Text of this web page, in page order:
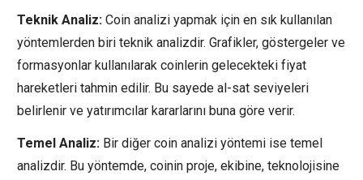
Teknik Analiz: Coin analizi yapmak için en sık kullanılan
yöntemlerden biri teknik analizdir. Grafikler, göstergeler ve
formasyonlar kullanılarak coinlerin gelecekteki fiyat
hareketleri tahmin edilir. Bu sayede al-sat seviyeleri
belirlenir ve yatırımcılar kararlarını buna göre verir.
Temel Analiz: Bir diğer coin analizi yöntemi ise temel
analizdir. Bu yöntemde, coinin proje, ekibine, teknolojisine